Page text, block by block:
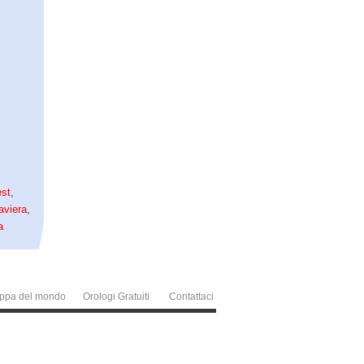
,
,
del mondo Orologi Gratuiti Contattaci